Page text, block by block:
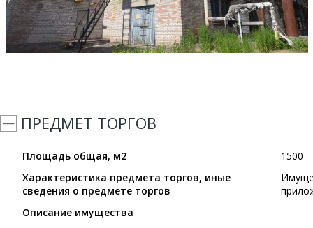
ПРЕДМЕТ ТОРГОВ
Площадь общая, м2
1500
Характеристика предмета торгов, иные
сведения о предмете торгов
Описание имущества